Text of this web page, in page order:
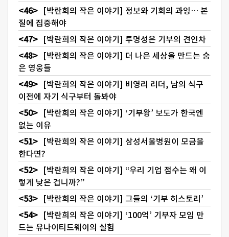
[박란희의 작은 이야기] 정보와 기회의 과잉… 본
질에 집중해야
[박란희의 작은 이야기] 투명성은 기부의 견인차
[박란희의 작은 이야기] 더 나은 세상을 만드는 숨
은 영웅들
[박란희의 작은 이야기] 비영리 리더, 남의 식구
이전에 자기 식구부터 돌봐야
[박란희의 작은 이야기] ‘기부왕’ 보도가 한국엔
없는 이유
[박란희의 작은 이야기] 삼성서울병원이 모금을
한다면?
[박란희의 작은 이야기] “우리 기업 점수는 왜 이
렇게 낮은 겁니까?”
[박란희의 작은 이야기] 그들의 ‘기부 히스토리’
[박란희의 작은 이야기] ‘100억’ 기부자 모임 만
드는 유나이티드웨이의 실험